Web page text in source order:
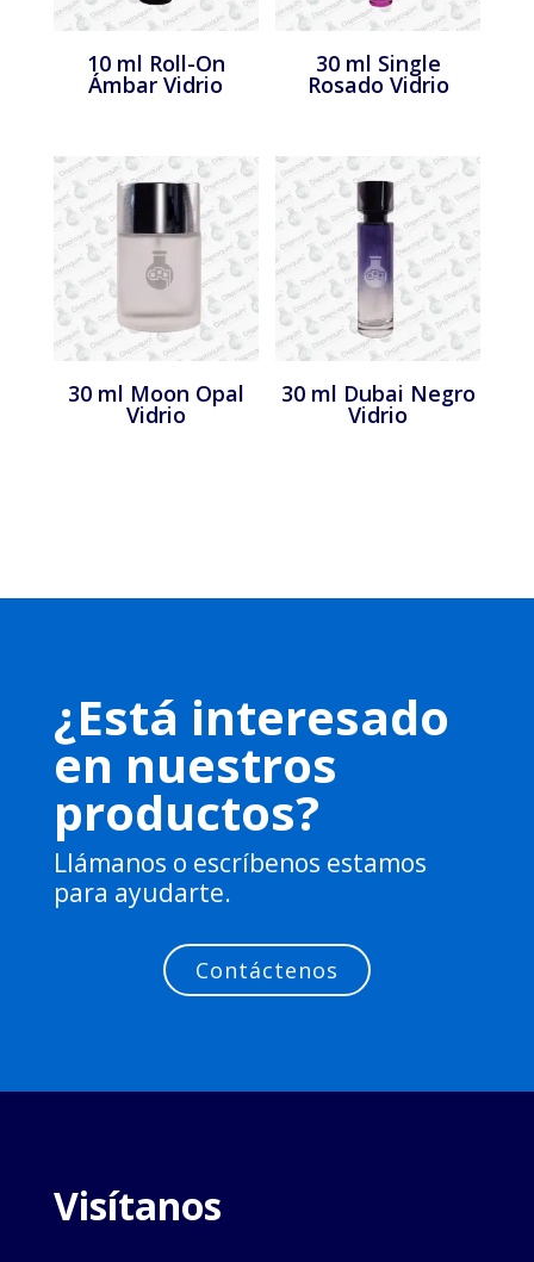
10 ml Roll-On
Ámbar Vidrio
30 ml Single
Rosado Vidrio
30 ml Moon Opal
Vidrio
30 ml Dubai Negro
Vidrio
¿Está interesado
en nuestros
productos?
Llámanos o escríbenos estamos
para ayudarte.
Contáctenos
Visítanos